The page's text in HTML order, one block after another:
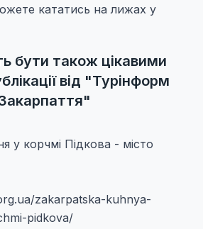
кататись на лижах у
бути також цікавими
від "Турінформ
у корчмі Підкова - місто
zakarpatska-kuhnya-
pidkova/